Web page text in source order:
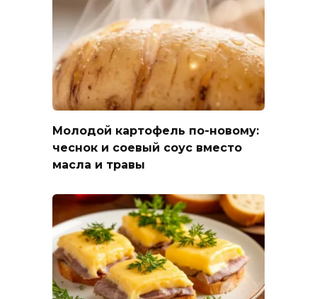
Молодой картофель по-новому:
чеснок и соевый соус вместо
масла и травы